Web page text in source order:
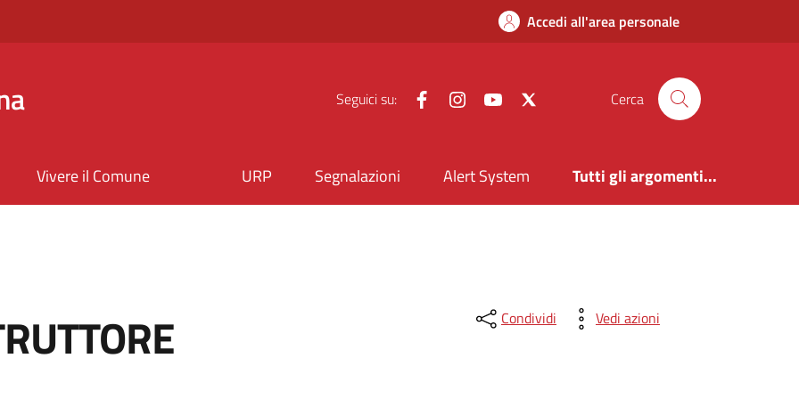
Accedi all'area personale
Seguici su: FacebookInstagramYouTube Cerca
Vivere il Comune URP Segnalazioni Alert System Tutti gli argomenti...
Condividi Vedi azioni